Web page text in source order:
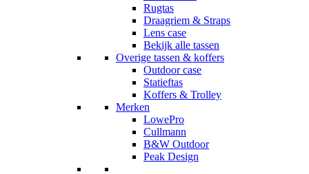
Rugtas
Draagriem & Straps
Lens case
Bekijk alle tassen
Overige tassen & koffers
Outdoor case
Statieftas
Koffers & Trolley
Merken
LowePro
Cullmann
B&W Outdoor
Peak Design